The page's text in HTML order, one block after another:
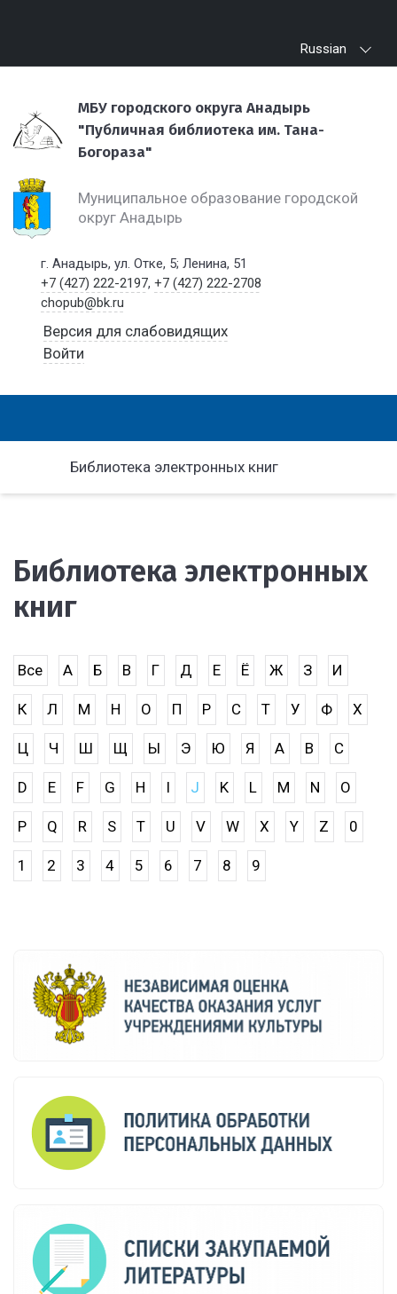
Russian
МБУ городского округа Анадырь
"Публичная библиотека им. Тана-
Богораза"
Муниципальное образование городской
округ Анадырь
г. Анадырь, ул. Отке, 5; Ленина, 51
+7 (427) 222-2197,+7 (427) 222-2708
chopub@bk.ru
Версия для слабовидящих
Войти
Библиотека электронных книг
Библиотека электронных
книг
Все А Б В Г Д Е Ё Ж З И
К Л М Н О П Р С Т У Ф Х
Ц Ч Ш Щ Ы Э Ю Я A B C
D E F G H I J K L M N O
P Q R S T U V W X Y Z 0
1 2 3 4 5 6 7 8 9